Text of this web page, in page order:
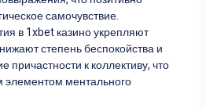
самочувствие.
в 1xbet казино укрепляют
степень беспокойства и
к коллективу, что
элементом ментального